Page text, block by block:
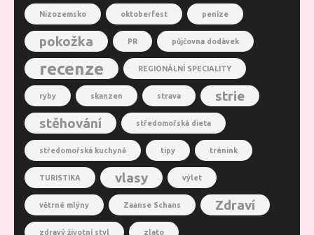
Nizozemsko oktoberfest peníze
pokožka PR půjčovna dodávek
recenze REGIONÁLNÍ SPECIALITY
ryby skanzen strava
strie
stěhování
středomořská dieta
středomořská kuchyně tipy trénink
TURISTIKA vlasy výlet
větrné mlýny Zaanse Schans Zdraví
zdravý životní styl zlato